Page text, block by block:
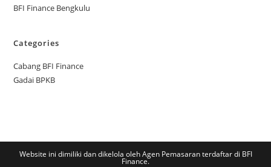
BFI Finance Bengkulu
Categories
Cabang BFI Finance
Gadai BPKB
Website ini dimiliki dan dikelola oleh Agen Pemasaran terdaftar di BFI
Finance.